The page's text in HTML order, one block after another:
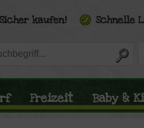
Freizeit Baby &